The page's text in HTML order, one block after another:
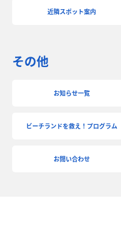
近隣スポット案内
その他
お知らせ一覧
ビーチランドを救え！プログラム
お問い合わせ